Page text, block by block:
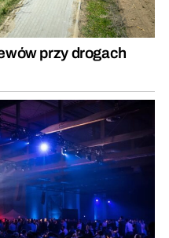
przy drogach